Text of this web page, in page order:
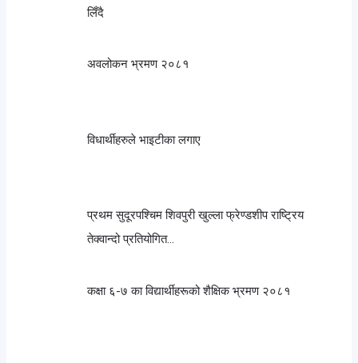
लिँदै
अवलोकन भ्रमण २०८१
विधार्थीहरुले भाइटीका लगाए
प्रथम सुदूरपश्चिम शिवपुरी खुल्ला फ्रेण्डशीप राष्ट्रिय
तेक्वान्दो प्रतियोगित…
कक्षा ६-७ का विद्यार्थीहरूको शैक्षिक भ्रमण २०८१